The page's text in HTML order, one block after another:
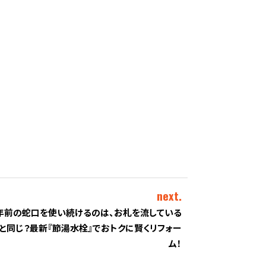
next.
前の蛇口を使い続けるのは、お札を流している
同じ？最新『節湯水栓』でおトクに賢くリフォー
ム！